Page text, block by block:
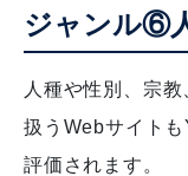
ジャンル⑥
人種や性別、宗
扱うWebサイト
評価されます。